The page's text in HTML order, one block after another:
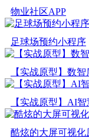
物业社区APP
足球场预约小程序
【实战原型】数
【实战原型】AI
酷炫的大屏可视化